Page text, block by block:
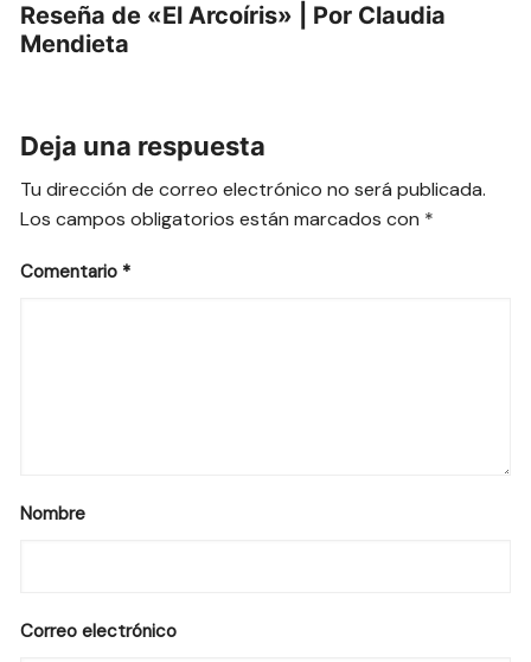
Reseña de «El Arcoíris» | Por Claudia
Mendieta
Deja una respuesta
Tu dirección de correo electrónico no será publicada.
Los campos obligatorios están marcados con *
Comentario *
Nombre
Correo electrónico